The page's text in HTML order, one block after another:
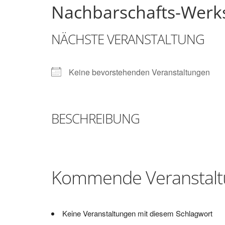
Brunsbüttel
Der
zum
Basteln,
und
Klönen
Nachbarschafts-
NÄCHSTE VERANSTALTUNG
Keine bevorstehenden Veranstaltungen
BESCHREIBUNG
Kommende
Keine Veranstaltungen mit diesem Schlagwort